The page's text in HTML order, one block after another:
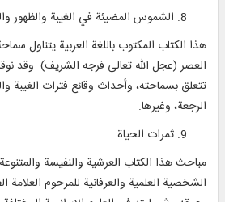
الشموس المضيئة في الغيبة والظهور
هذا الكتاب المكتوب باللغة العربية يتناول
العصر (عجل الله تعالى فرجه الشريف). وقد
تتعلق بسماحته، وأحداث وقائع فترات الغيبة
الرجعة، وغيرها.
ثمرات الحياة
مباحث هذا الكتاب العرشية والنفيسة
الشخصية العلمية والعرفانية للمرحوم